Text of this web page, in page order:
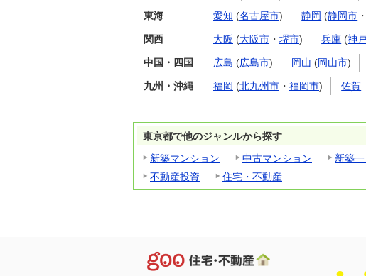
東海 愛知 (名古屋市) 静岡 (静岡市
関西 大阪 (大阪市 ・ 堺市) 兵庫 (神
中国・四国 広島 (広島市) 岡山 (岡山市)
九州・沖縄 福岡 (北九州市 ・ 福岡市) 佐賀
東京都で他のジャンルから探す
新築マンション
中古マンション 新築
不動産投資
住宅・不動産